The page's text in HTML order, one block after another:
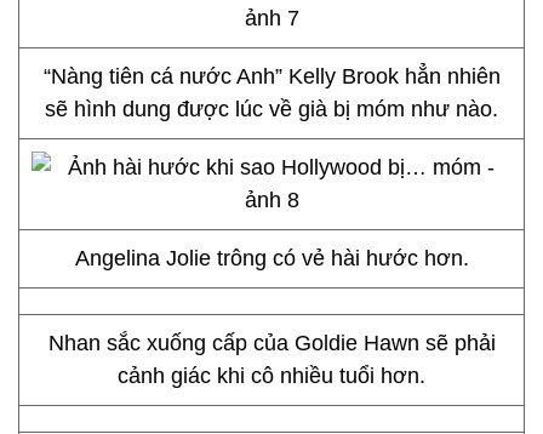
“Nàng tiên cá nước Anh” Kelly Brook hẳn nhiên
sẽ hình dung được lúc về già bị móm như nào.
Angelina Jolie trông có vẻ hài hước hơn.
Nhan sắc xuống cấp của Goldie Hawn sẽ phải
cảnh giác khi cô nhiều tuổi hơn.